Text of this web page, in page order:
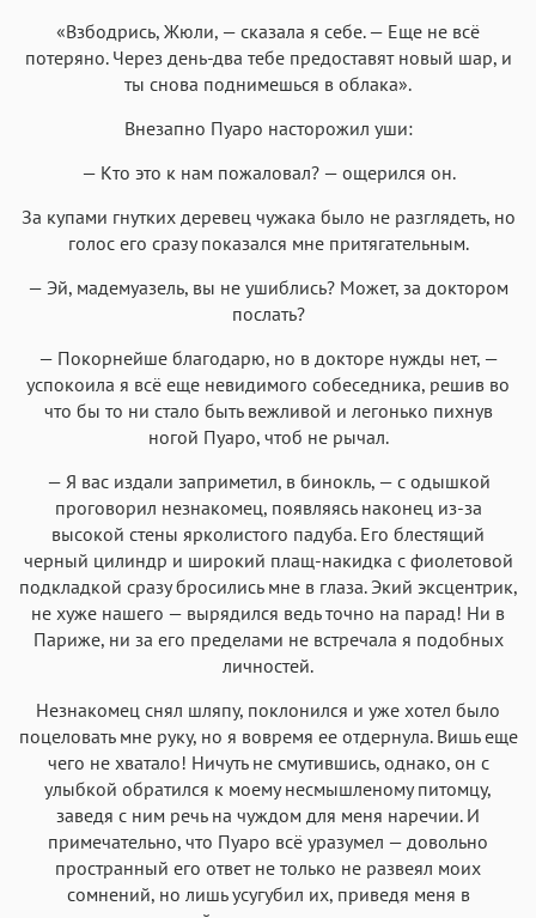
«Взбодрись, Жюли, — сказала я себе. — Еще не всё
потеряно. Через день-два тебе предоставят новый шар, и
ты снова поднимешься в облака».
Внезапно Пуаро насторожил уши:
— Кто это к нам пожаловал? — ощерился он.
За купами гнутких деревец чужака было не разглядеть, но
голос его сразу показался мне притягательным.
— Эй, мадемуазель, вы не ушиблись? Может, за доктором
послать?
— Покорнейше благодарю, но в докторе нужды нет, —
успокоила я всё еще невидимого собеседника, решив во
что бы то ни стало быть вежливой и легонько пихнув
ногой Пуаро, чтоб не рычал.
— Я вас издали заприметил, в бинокль, — с одышкой
проговорил незнакомец, появляясь наконец из-за
высокой стены ярколистого падуба. Его блестящий
черный цилиндр и широкий плащ-накидка с фиолетовой
подкладкой сразу бросились мне в глаза. Экий эксцентрик,
не хуже нашего — вырядился ведь точно на парад! Ни в
Париже, ни за его пределами не встречала я подобных
личностей.
Незнакомец снял шляпу, поклонился и уже хотел было
поцеловать мне руку, но я вовремя ее отдернула. Вишь еще
чего не хватало! Ничуть не смутившись, однако, он с
улыбкой обратился к моему несмышленому питомцу,
заведя с ним речь на чуждом для меня наречии. И
примечательно, что Пуаро всё уразумел — довольно
пространный его ответ не только не развеял моих
сомнений, но лишь усугубил их, приведя меня в